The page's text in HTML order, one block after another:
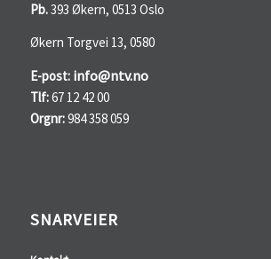
Pb.393 Økern, 0513 Oslo
Økern Torgvei 13, 0580
E-post: info@ntv.no
Tlf:67 12 42 00
Orgnr:984 358 059
SNARVEIER